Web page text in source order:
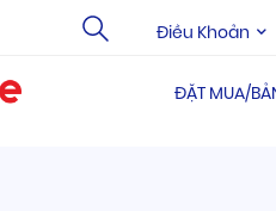
Điều Khoản
ĐẶT MUA/